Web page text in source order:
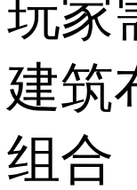
玩家
建筑
组合